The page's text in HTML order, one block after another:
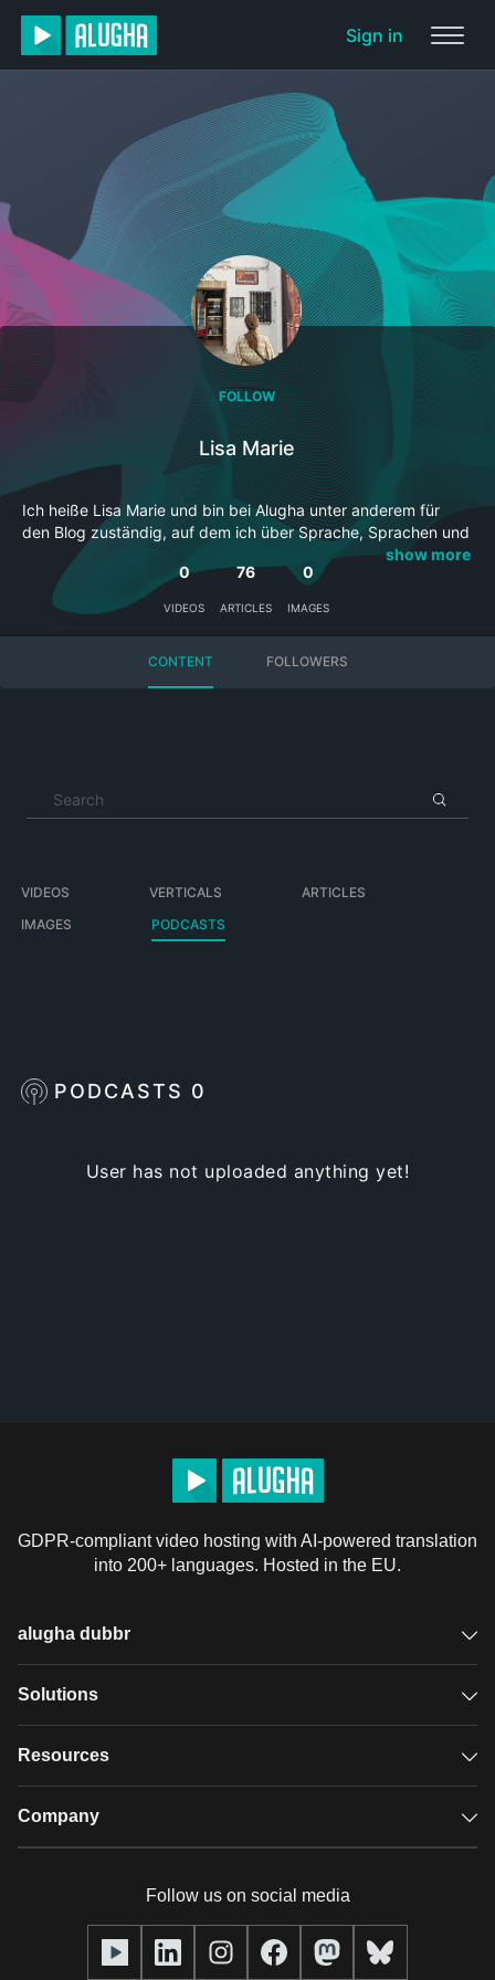
Sign in
FOLLOW
Lisa Marie
Ich heiße Lisa Marie und bin bei Alugha unter anderem für
den Blog zuständig, auf dem ich über Sprache, Sprachen und
Sprachwissenschaft schreibe.
Je m'appelle Lisa Marie et chez Alugha, je m'occupe du blog
où j'écris des textes sur la langue, les langues du monde et la
linguistique.
My name is Lisa Marie and at Alugha, I create content on the
blog about langue, languages of the world and linguistics.
Me llamo Lisa Marie y en Alugha blogeuo sobre la lengua, los
hizkuntzalaritzari buruz idatzen dut.
show more
0
VIDEOS
76
ARTICLES
0
IMAGES
CONTENT FOLLOWERS
VIDEOS VERTICALS
ARTICLES
IMAGES
PODCASTS
PODCASTS 0
User has not uploaded anything yet!
GDPR-compliant video hosting with AI-powered translation
into 200+ languages. Hosted in the EU.
alugha dubbr
Overview
Glossary
Solutions
GDPR video hosting
Resources
Case studies
alugha Academy
Company
Our team
Follow us on social media